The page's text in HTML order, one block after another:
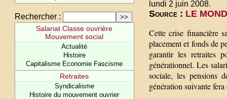
Rechercher :
Salariat Classe ouvrière
Mouvement social
Actualité
Histoire
Capitalisme Economie Fascisme
Retraites
Syndicalisme
Histoire du mouvement ouvrier
lundi 2 juin 2008.
Source : LE
Cette crise financière
placement et fonds de
garantir les retraites
générationnel. Les
sociale, les pensions
génération suivante